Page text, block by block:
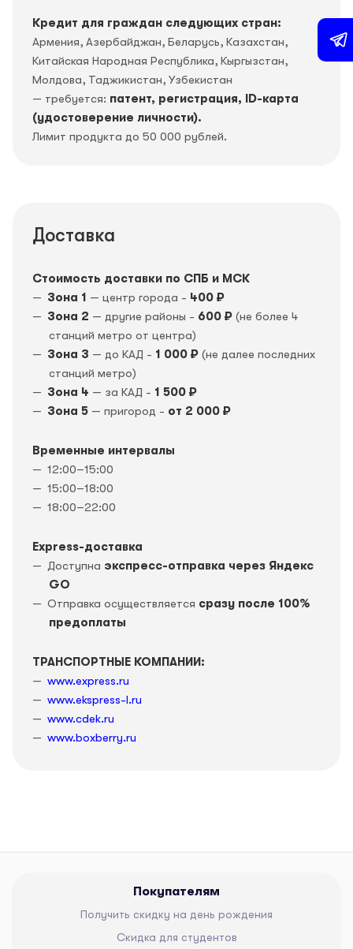
Кредит для граждан следующих стран:
Армения, Азербайджан, Беларусь, Казахстан,
Китайская Народная Республика, Кыргызстан,
Молдова, Таджикистан, Узбекистан
— требуется: патент, регистрация, ID-карта
(удостоверение личности).
Лимит продукта до 50 000 рублей.
Доставка
Стоимость доставки по СПБ и МСК
Зона 1 — центр города - 400 ₽
Зона 2 — другие районы - 600 ₽ (не более 4
станций метро от центра)
Зона 3 — до КАД - 1 000 ₽ (не далее последних
станций метро)
Зона 4 — за КАД - 1 500 ₽
Зона 5 — пригород - от 2 000 ₽
Временные интервалы
12:00–15:00
15:00–18:00
18:00–22:00
Express-доставка
Доступна экспресс-отправка через Яндекс
GO
Отправка осуществляется сразу после 100%
предоплаты
ТРАНСПОРТНЫЕ КОМПАНИИ:
www.express.ru
www.ekspress-l.ru
www.cdek.ru
www.boxberry.ru
Покупателям
Получить скидку на день рождения
Скидка для студентов